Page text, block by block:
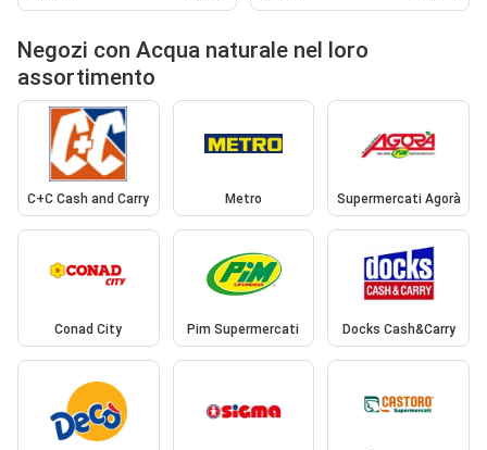
Negozi con Acqua naturale nel loro
assortimento
C+C Cash and Carry Metro Supermercati Agorà
Conad City Pim Supermercati Docks Cash&Carry